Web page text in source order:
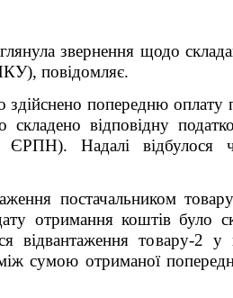
звернення щодо
повідомляє.
попередню оплату
складено відповідну
ЄРПН). Надалі відбулося
постачальником
отримання коштів було
відвантаження товару-2
сумою отриманої